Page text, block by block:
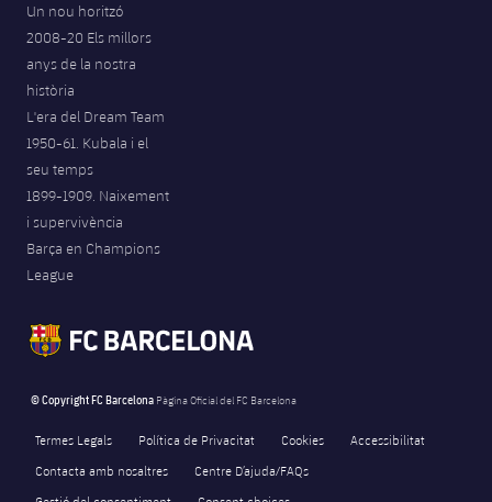
Un nou horitzó
2008-20 Els millors
anys de la nostra
història
L'era del Dream Team
1950-61. Kubala i el
seu temps
1899-1909. Naixement
i supervivència
Barça en Champions
League
© Copyright FC Barcelona Pàgina Oficial del FC Barcelona
Termes Legals Política de Privacitat Cookies
Accessibilitat
Contacta amb nosaltres
Centre D’ajuda/FAQs